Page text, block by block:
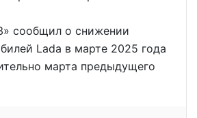
сообщил о снижении
Lada в марте 2025 года
марта предыдущего